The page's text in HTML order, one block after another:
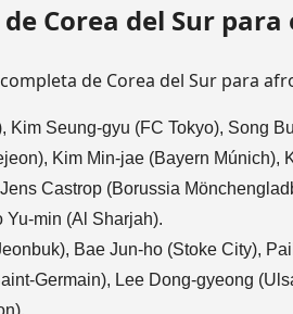
Corea del Sur
de Corea del Sur para
Kim Seung-gyu (FC Tokyo), Song
Kim Min-jae (Bayern Múnich),
Castrop (Borussia
Yu-min (Al Sharjah).
Bae Jun-ho (Stoke City),
Germain), Lee Dong-gyeong